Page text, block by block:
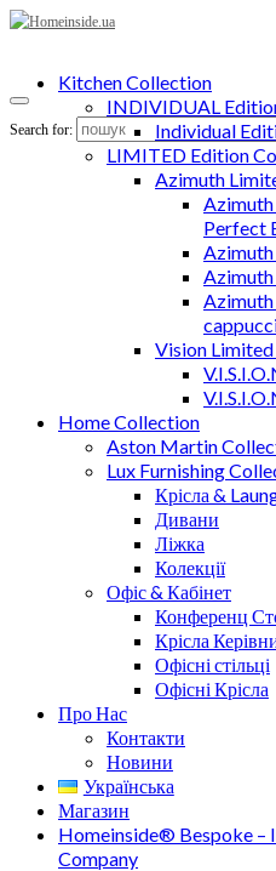
Search for:
Kitchen Collection
INDIVIDUAL
Individual
LIMITED Edition
Azimuth
Perfect
Azimuth
Vision
Home Collection
Aston Martin
Lux Furnishing
Крісла &
Дивани
Ліжка
Колекції
Офіс & Кабінет
Конференц
Крісла
Офісні стільці
Офісні Крісла
Про Нас
Контакти
Новини
Українська
Магазин
Homeinside® Bespoke –
Company